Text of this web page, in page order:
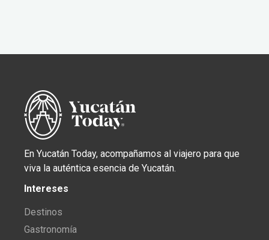
En Yucatán Today, acompañamos al viajero para que
viva la auténtica esencia de Yucatán.
Intereses
Destinos
Gastronomía